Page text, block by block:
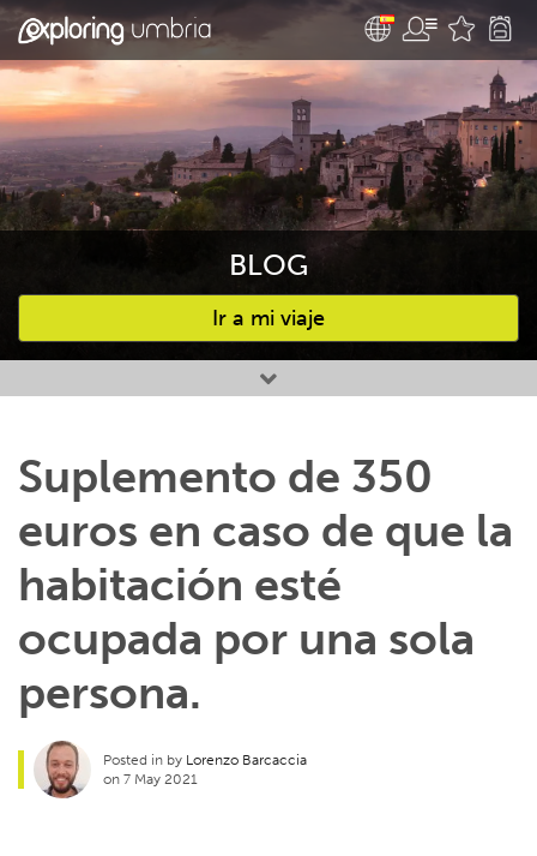
BLOG
Ir a mi viaje
Favourites
Suplemento de 350
euros en caso de que la
habitación esté
ocupada por una sola
persona.
Posted in by Lorenzo Barcaccia
on 7 May 2021